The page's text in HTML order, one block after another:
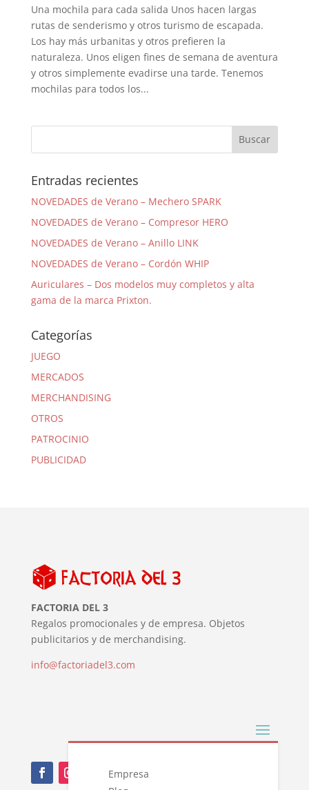
Una mochila para cada salida Unos hacen largas
rutas de senderismo y otros turismo de escapada.
Los hay más urbanitas y otros prefieren la
naturaleza. Unos eligen fines de semana de aventura
y otros simplemente evadirse una tarde. Tenemos
mochilas para todos los...
Entradas recientes
NOVEDADES de Verano – Mechero SPARK
NOVEDADES de Verano – Compresor HERO
NOVEDADES de Verano – Anillo LINK
NOVEDADES de Verano – Cordón WHIP
Auriculares – Dos modelos muy completos y alta
gama de la marca Prixton.
Categorías
JUEGO
MERCADOS
MERCHANDISING
OTROS
PATROCINIO
PUBLICIDAD
FACTORIA DEL 3
Regalos promocionales y de empresa. Objetos
publicitarios y de merchandising.
info@factoriadel3.com
Empresa